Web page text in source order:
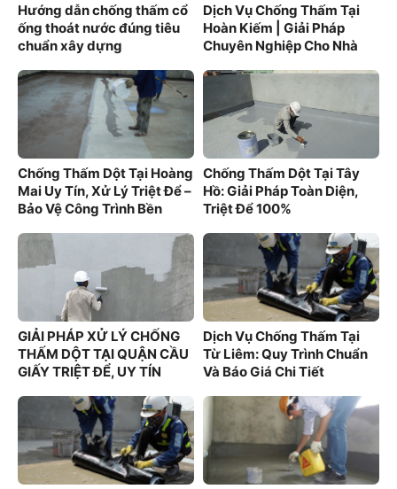
Hướng dẫn chống thấm cổ
ống thoát nước đúng tiêu
chuẩn xây dựng
Dịch Vụ Chống Thấm Tại
Hoàn Kiếm | Giải Pháp
Chuyên Nghiệp Cho Nhà
Chống Thấm Dột Tại Hoàng
Mai Uy Tín, Xử Lý Triệt Để –
Bảo Vệ Công Trình Bền
Chống Thấm Dột Tại Tây
Hồ: Giải Pháp Toàn Diện,
Triệt Để 100%
GIẢI PHÁP XỬ LÝ CHỐNG
THẤM DỘT TẠI QUẬN CẦU
GIẤY TRIỆT ĐỂ, UY TÍN
Dịch Vụ Chống Thấm Tại
Từ Liêm: Quy Trình Chuẩn
Và Báo Giá Chi Tiết